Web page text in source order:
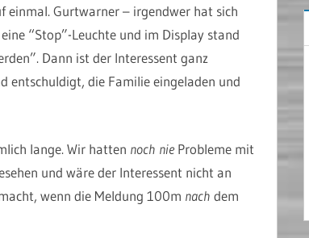
einmal. Gurtwarner – irgendwer hat sich
“Stop”-Leuchte und im Display stand
Dann ist der Interessent ganz
entschuldigt, die Familie eingeladen und
lange. Wir hatten noch nieProbleme mit
und wäre der Interessent nicht an
wenn die Meldung 100m nach dem